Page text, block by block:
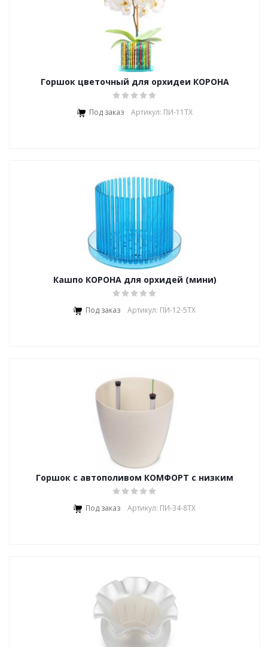
Горшок цветочный для орхидеи КОРОНА
ДИАМАНТ (разборная)
Под заказ Артикул: ПИ-11ТХ
Кашпо КОРОНА для орхидей (мини)
Под заказ Артикул: ПИ-12-5ТХ
Горшок с автополивом КОМФОРТ с низким
вкладышем
Под заказ Артикул: ПИ-34-8ТХ